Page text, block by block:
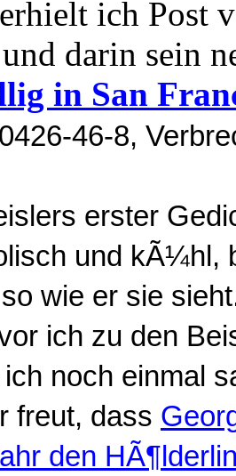
ich Post
und darin sein
in San
46-8,
erster
und kÃ¼hl,
wie er sie
ich zu den
noch einmal
freut, dass
den